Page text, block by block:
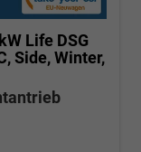
Life DSG
Side, Winter,